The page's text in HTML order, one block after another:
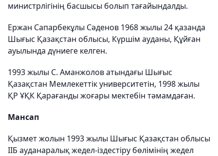
министрлігінің басшысы болып тағайындалды.
Ержан Сапарбекұлы Сәденов 1968 жылы 24 қазанда
Шығыс Қазақстан облысы, Күршім ауданы, Құйған
ауылында дүниеге келген.
1993 жылы С. Аманжолов атындағы Шығыс
Қазақстан Мемлекеттік университетін, 1998 жылы
ҚР ҰҚК Қарағанды жоғары мектебін тәмамдаған.
Мансап
Қызмет жолын 1993 жылы Шығыс Қазақстан облысы
ІІБ ауданаралық жедел-іздестіру бөлімінің жедел